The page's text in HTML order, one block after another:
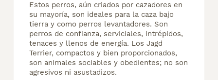
Estos perros, aún criados por cazadores en
su mayoría, son ideales para la caza bajo
tierra y como perros levantadores. Son
perros de confianza, serviciales, intrépidos,
tenaces y llenos de energía. Los Jagd
Terrier, compactos y bien proporcionados,
son animales sociables y obedientes; no son
agresivos ni asustadizos.